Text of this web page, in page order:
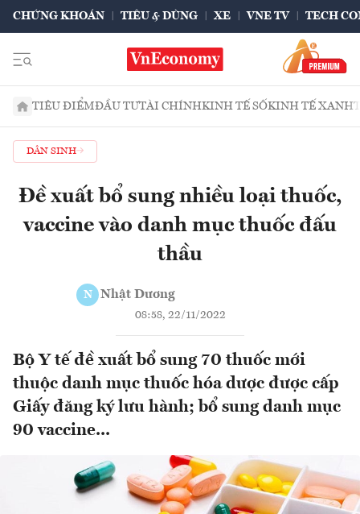
CHỨNG KHOÁN TIÊU & DÙNG XE VNE TV TECH
TIÊU ĐIỂMĐẦU TƯTÀI CHÍNHKINH TẾ SỐKINH TẾ XANH
DÂN SINH
Đề xuất bổ sung nhiều loại thuốc,
vaccine vào danh mục thuốc đấu
thầu
N Nhật Dương
08:58, 22/11/2022
Bộ Y tế đề xuất bổ sung 70 thuốc mới
thuộc danh mục thuốc hóa dược được cấp
Giấy đăng ký lưu hành; bổ sung danh mục
90 vaccine...